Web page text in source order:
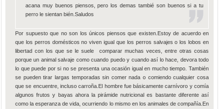
acana muy buenos piensos, pero los demas tambié son buenos si a tu
perro le sientan bién.Saludos
Por supuesto que no son los únicos piensos que existen.Estoy de acuerdo en
que los perros domésticos no viven igual que los perros salvajes o los lobos en
libertad con los que se le suele comparar muchas veces, entre otras cosas
porque un animal salvaje como cuando puedo y cuando así lo hace, devora todo
lo que puede por si no se presenta una ocasión igual en mucho tiempo. También
se pueden tirar largas temporadas sin comer nada o comiendo cualquier cosa
que se encuentre, incluso carroña.El hombre fue básicamente carnívoro y comía
algunos frutos y bayas ahora la pirámide nutricional es bastante diferente así
como la esperanza de vida, ocurriendo lo mismo en los animales de compañía.En